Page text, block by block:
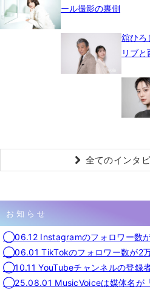
ール撮影の裏側
舘ひろ
リブ
全てのインタ
お知らせ
◯06.12 Instagramのフォロワー数が
◯06.01 TikTokのフォロワー数が2万
◯10.11 YouTubeチャンネルの登録
◯25.08.01 MusicVoiceは媒体名が